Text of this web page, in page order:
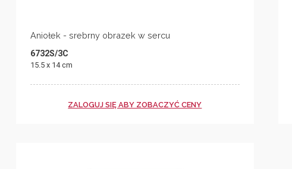
Aniołek - srebrny obrazek w sercu
6732S/3C
15.5 x 14 cm
ZALOGUJ SIĘ ABY ZOBACZYĆ CENY